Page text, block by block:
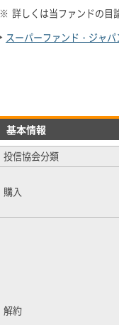
※ 詳しくは当ファンドの目
スーパーファンド・ジャ
基本情報
投信協会分類
購入
解約